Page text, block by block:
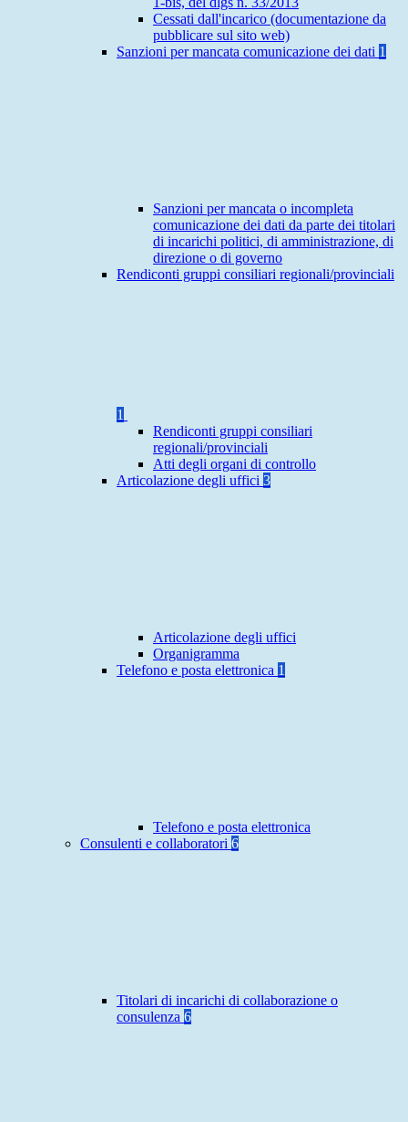
Cessati dall'incarico (documentazione da
pubblicare sul sito web)
Sanzioni per mancata comunicazione dei dati 1
Sanzioni per mancata o incompleta
comunicazione dei dati da parte dei titolari
di incarichi politici, di amministrazione, di
direzione o di governo
Rendiconti gruppi consiliari regionali/provinciali
1
Rendiconti gruppi consiliari
regionali/provinciali
Atti degli organi di controllo
Articolazione degli uffici 3
Articolazione degli uffici
Organigramma
Telefono e posta elettronica 1
Telefono e posta elettronica
Consulenti e collaboratori 6
Titolari di incarichi di collaborazione o
consulenza 6